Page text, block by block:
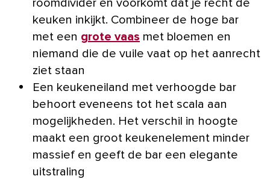
roomdivider en voorkomt dat je recht de
keuken inkijkt. Combineer de hoge bar
met een grote vaas met bloemen en
niemand die de vuile vaat op het aanrecht
ziet staan
Een keukeneiland met verhoogde bar
behoort eveneens tot het scala aan
mogelijkheden. Het verschil in hoogte
maakt een groot keukenelement minder
massief en geeft de bar een elegante
uitstraling